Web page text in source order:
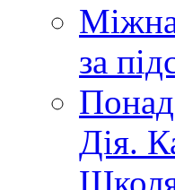
за
Понад
Дія.